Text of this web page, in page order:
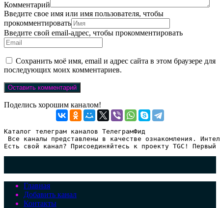
Комментарий
Введите свое имя или имя пользователя, чтобы
прокомментировать
Введите свой email-адрес, чтобы прокомментировать
Сохранить моё имя, email и адрес сайта в этом браузере для
последующих моих комментариев.
Поделись хорошим каналом!
Каталог телеграм каналов ТелеграмФид
Все каналы представлены в качестве ознакомления.
Есть свой канал? Присоединяйтесь к проекту TGC!
Главная
Добавить канал
Контакты